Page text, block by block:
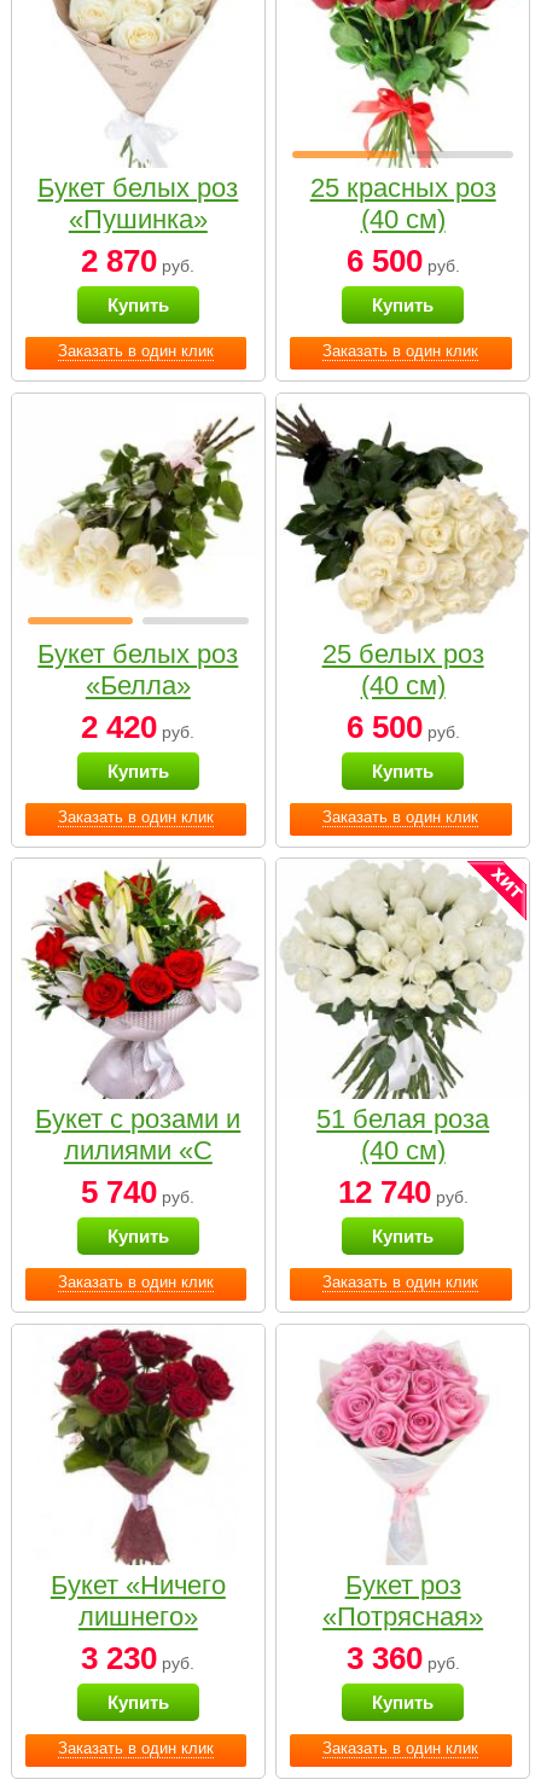
Заказать в один клик
Букет белых роз
«Пушинка»
2 870 руб.
Купить
Заказать в один клик
25 красных роз
(40 см)
6 500руб.
Купить
Заказать в один клик
Букет белых роз
«Белла»
2 420 руб.
Купить
Заказать в один клик
25 белых роз
(40 см)
6 500руб.
Купить
Заказать в один клик
Букет с розами и
лилиями «С
наилучшими
пожеланиями»
5 740 руб.
Купить
Заказать в один клик
51 белая роза
(40 см)
12 740руб.
Купить
Заказать в один клик
Букет «Ничего
лишнего»
3 230 руб.
Купить
Заказать в один клик
Букет роз
«Потрясная»
3 360руб.
Купить